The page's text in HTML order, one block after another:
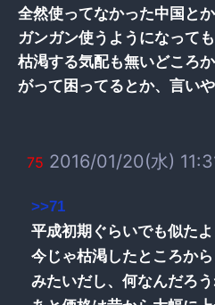
全然使ってなかった中国と
ガンガン使うようになっても
枯渇する気配も無いどころ
がって困ってるとか、言い
75 2016/01/20(水)
>>71
平成初期ぐらいでも似た
今じゃ枯渇したところか
みたいだし、何なんだろ